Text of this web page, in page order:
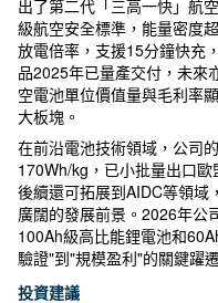
出了第二代「三高一快」航
級航空安全標準，能量密度
放電倍率，支援15分鐘快充
品2025年已量產交付，未來
空電池單位價值量與毛利率
大板塊。
在前沿電池技術領域，公司
170Wh/kg，已小批量出口歐
後續還可拓展到AIDC等領域
廣闊的發展前景。2026年公
100Ah級高比能鋰電池和
驗證"到"規模盈利"的關鍵躍
投資建議